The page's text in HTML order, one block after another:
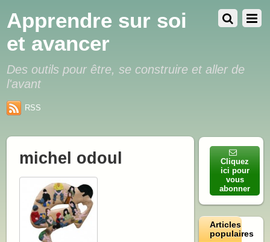
Apprendre sur soi
et avancer
Des outils pour être, se construire et aller de
l'avant
RSS
michel odoul
Cliquez
ici pour
vous
abonner
Articles
populaires